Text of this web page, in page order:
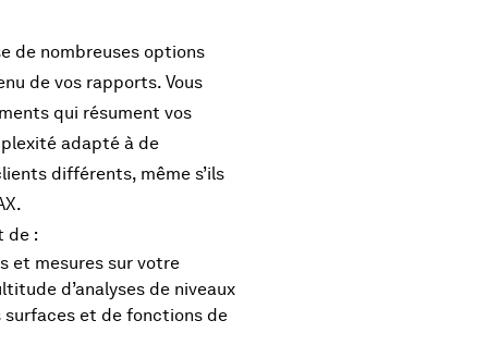
de nombreuses options
de vos rapports. Vous
qui résument vos
adapté à de
différents, même s’ils
de :
et mesures sur votre
d’analyses de niveaux
surfaces et de fonctions de